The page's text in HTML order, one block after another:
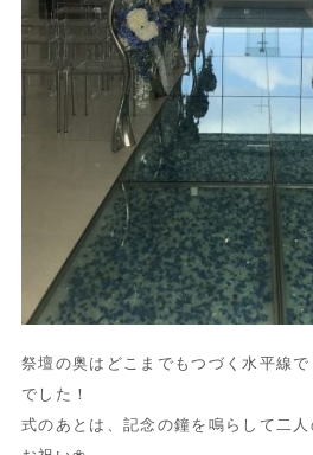
祭壇の奥はどこまでもつづく水平線
でした！
式のあとは、記念の鐘を鳴らして二